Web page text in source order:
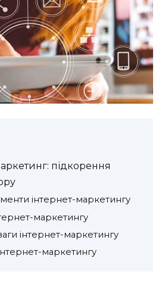
підкорення
інтернет-маркетингу
маркетингу
інтернет-маркетингу
маркетингу